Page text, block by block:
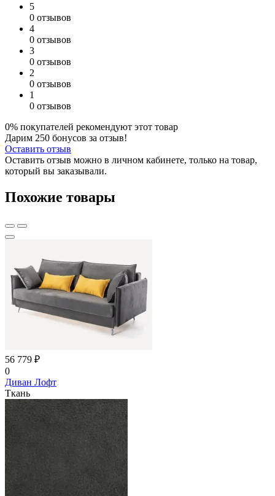
5
0 отзывов
4
0 отзывов
3
0 отзывов
2
0 отзывов
1
0 отзывов
0% покупателей рекомендуют этот товар
Дарим 250 бонусов за отзыв!
Оставить отзыв
Оставить отзыв можно в личном кабинете, только на товар,
который вы заказывали.
Похожие товары
56 779 ₽
0
Диван Лофт
Ткань